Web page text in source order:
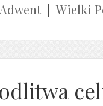
Adwent| Wielki